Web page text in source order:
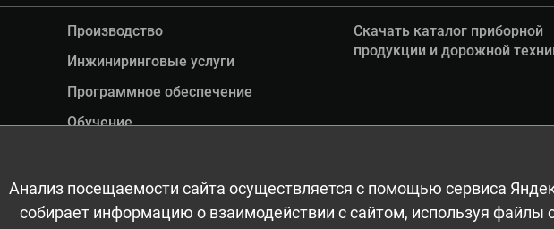
Анализ посещаемости сайта осуществляется с помощью сервиса
собирает информацию о взаимодействии с сайтом, используя файлы
Производство
Инжиниринговые услуги
Программное обеспечение
Обучение
Скачать каталог приборной
продукции и дорожной
авторского права, в том числе дизайн. Запрещается копирование, распространение
любое иное использование информации и объектов без предварительного письменного